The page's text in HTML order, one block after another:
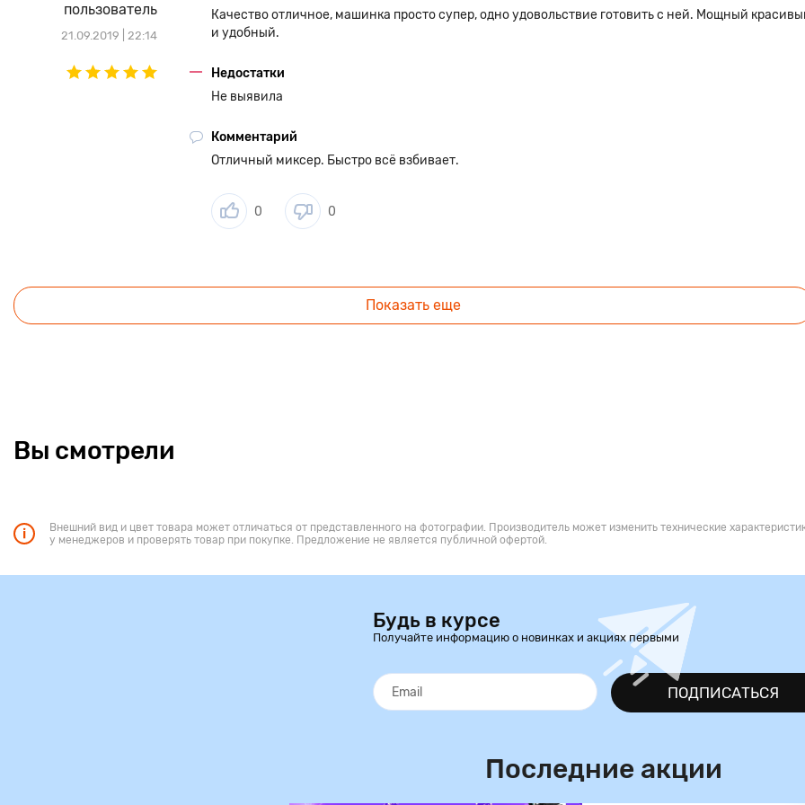
пользователь
21.09.2019 | 22:14
Качество отличное, машинка просто супер, одно удовольствие готовить с ней. Мощный
и удобный.
Недостатки
Не выявила
Комментарий
Отличный миксер. Быстро всё взбивает.
0 0
Показать еще
Вы смотрели
Внешний вид и цвет товара может отличаться от представленного на фотографии. Производитель может изменить технические
у менеджеров и проверять товар при покупке. Предложение не является публичной офертой.
Будь в курсе
Получайте информацию о новинках и акциях первыми
ПОДПИСАТЬСЯ
Последние акции